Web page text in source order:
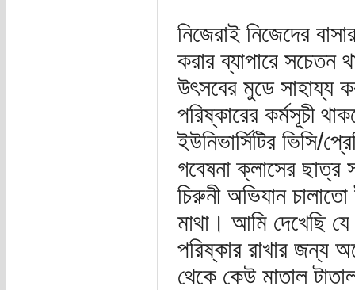
নিজেরাই নিজেদের
করার ব্যাপারে সচেতন
উৎসবের মুডে সাহায্য
পরিষ্কারের কর্মসূচী
ইউনিভার্সিটির ভিসি/
গবেষনা ক্লাসের ছাত্র
চিরুনী অভিযান
মাথা। আমি দেখেছি
পরিষ্কার রাখার জন্য
থেকে কেউ মাতাল